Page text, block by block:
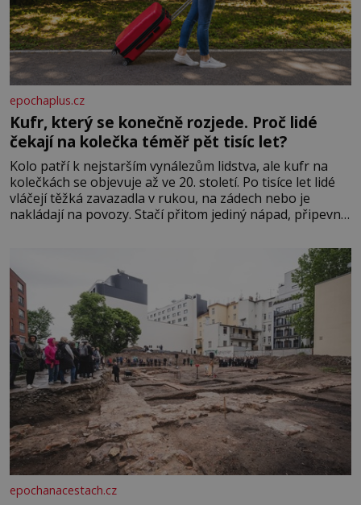
epochaplus.cz
Kufr, který se konečně rozjede. Proč lidé
čekají na kolečka téměř pět tisíc let?
Kolo patří k nejstarším vynálezům lidstva, ale kufr na
kolečkách se objevuje až ve 20. století. Po tisíce let lidé
vláčejí těžká zavazadla v rukou, na zádech nebo je
nakládají na povozy. Stačí přitom jediný nápad, připevnit
nedostane. Až jednou se na letišti ozve věta, která změní
epochanacestach.cz